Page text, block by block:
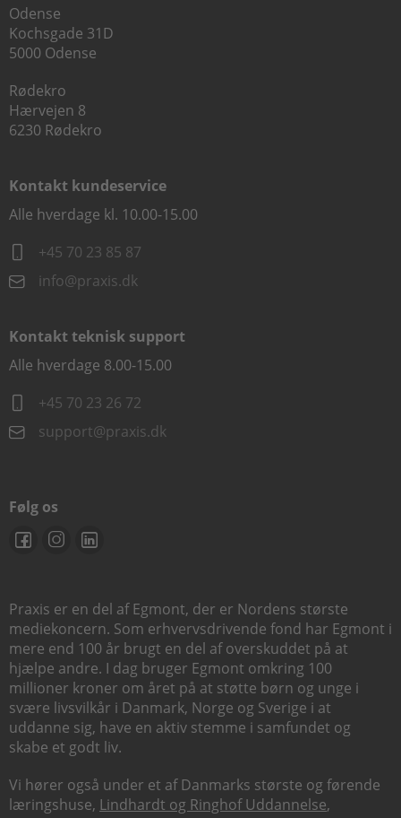
Odense
Kochsgade 31D
5000 Odense
Rødekro
Hærvejen 8
6230 Rødekro
Kontakt kundeservice
Alle hverdage kl. 10.00-15.00
+45 70 23 85 87
info@praxis.dk
Kontakt teknisk support
Alle hverdage 8.00-15.00
+45 70 23 26 72
support@praxis.dk
Følg os
Praxis er en del af Egmont, der er Nordens største
mediekoncern. Som erhvervsdrivende fond har Egmont i
mere end 100 år brugt en del af overskuddet på at
hjælpe andre. I dag bruger Egmont omkring 100
millioner kroner om året på at støtte børn og unge i
svære livsvilkår i Danmark, Norge og Sverige i at
uddanne sig, have en aktiv stemme i samfundet og
skabe et godt liv.
Vi hører også under et af Danmarks største og førende
læringshuse, Lindhardt og Ringhof Uddannelse,